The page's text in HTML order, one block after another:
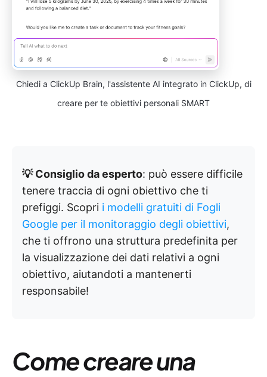
Chiedi a ClickUp Brain, l'assistente AI integrato in ClickUp, di
creare per te obiettivi personali SMART
💡 Consiglio da esperto: può essere difficile
tenere traccia di ogni obiettivo che ti
prefiggi. Scopri i modelli gratuiti di Fogli
Google per il monitoraggio degli obiettivi,
che ti offrono una struttura predefinita per
la visualizzazione dei dati relativi a ogni
obiettivo, aiutandoti a mantenerti
responsabile!
Come creare una